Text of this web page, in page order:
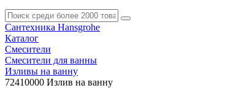
Сантехника Hansgrohe
Каталог
Смесители
Смесители для ванны
Изливы на ванну
72410000 Излив на ванну